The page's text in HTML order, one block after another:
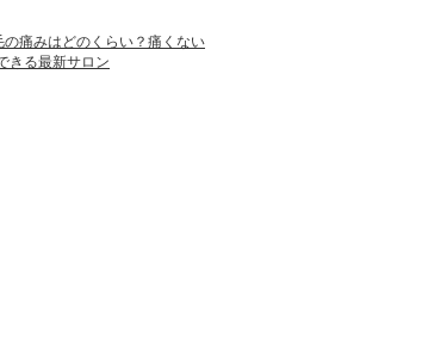
の痛みはどのくらい？痛くない
きる最新サロン